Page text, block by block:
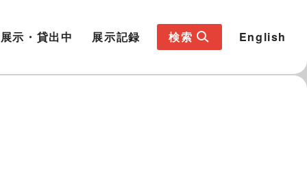
展示・貸出中 展示記録 検索 English